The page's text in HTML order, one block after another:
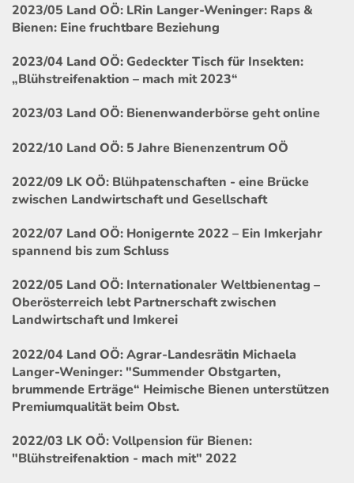
2023/05 Land OÖ: LRin Langer-Weninger: Raps &
Bienen: Eine fruchtbare Beziehung
2023/04 Land OÖ: Gedeckter Tisch für Insekten:
„Blühstreifenaktion – mach mit 2023“
2023/03 Land OÖ: Bienenwanderbörse geht online
2022/10 Land OÖ: 5 Jahre Bienenzentrum OÖ
2022/09 LK OÖ: Blühpatenschaften - eine Brücke
zwischen Landwirtschaft und Gesellschaft
2022/07 Land OÖ: Honigernte 2022 – Ein Imkerjahr
spannend bis zum Schluss
2022/05 Land OÖ: Internationaler Weltbienentag –
Oberösterreich lebt Partnerschaft zwischen
Landwirtschaft und Imkerei
2022/04 Land OÖ: Agrar-Landesrätin Michaela
Langer-Weninger: "Summender Obstgarten,
brummende Erträge“ Heimische Bienen unterstützen
Premiumqualität beim Obst.
2022/03 LK OÖ: Vollpension für Bienen:
"Blühstreifenaktion - mach mit" 2022